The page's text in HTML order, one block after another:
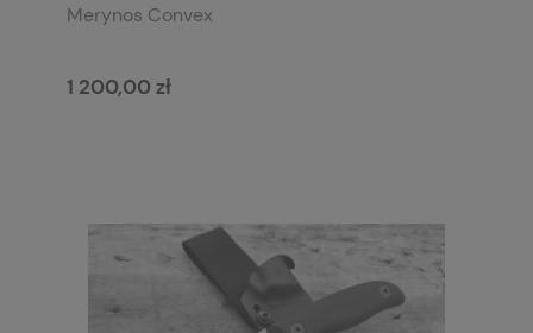
Merynos Convex
1 200,00 zł